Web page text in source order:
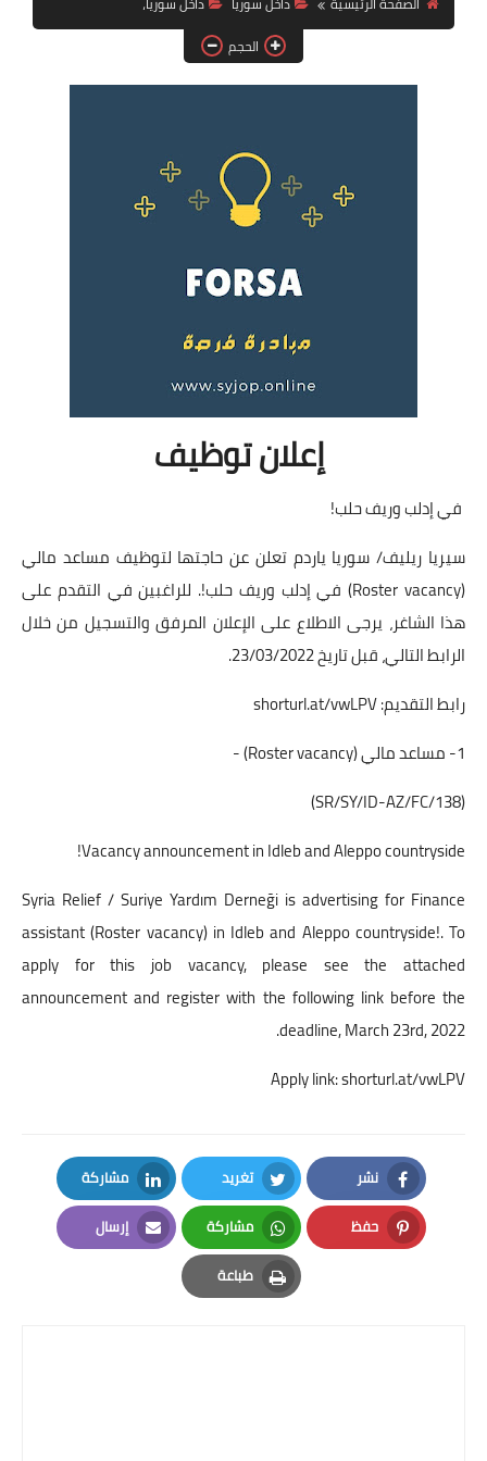
فرص عمل في العراق
فرص عمل في اليمن
دورات تدريبية
الحجم
إعلان توظيف
في إدلب وريف حلب!
سيريا ريليف/ سوريا ياردم تعلن عن حاجتها لتوظيف مساعد مالي
(Roster vacancy) في إدلب وريف حلب!. للراغبين في التقدم على
هذا الشاغر، يرجى الاطلاع على الإعلان المرفق والتسجيل من خلال
الرابط التالي، قبل تاريخ 23/03/2022.
رابط التقديم:shorturl.at/vwLPV
1- مساعد مالي (Roster vacancy) -
(SR/SY/ID-AZ/FC/138)
Vacancy announcement in Idleb and Aleppo countryside!
Syria Relief / Suriye Yardım Derneği is advertising for Finance
assistant (Roster vacancy) in Idleb and Aleppo countryside!. To
apply for this job vacancy, please see the attached
announcement and register with the following link before the
deadline, March 23rd, 2022.
Apply link:shorturl.at/vwLPV
نشر
Facebook
تغريد
Twitter
مشاركة
LinkedIn
حفظ
Pinterest
مشاركة
Whatsapp
إرسال
Email
طباعة
Print